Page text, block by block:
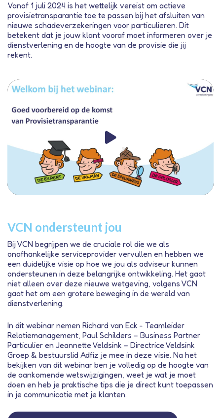
Vanaf 1 juli 2024 is het wettelijk vereist om actieve
provisietransparantie toe te passen bij het afsluiten van
nieuwe schadeverzekeringen voor particulieren. Dit
betekent dat je jouw klant vooraf moet informeren over je
dienstverlening en de hoogte van de provisie die jij
rekent.
VCN ondersteunt jou
Bij VCN begrijpen we de cruciale rol die we als
onafhankelijke serviceprovider vervullen en hebben we
een duidelijke visie op hoe we jou als adviseur kunnen
ondersteunen in deze belangrijke ontwikkeling. Het gaat
niet alleen over deze nieuwe wetgeving, volgens VCN
gaat het om een grotere beweging in de wereld van
dienstverlening.
In dit webinar nemen Richard van Eck - Teamleider
Relatiemanagement, Paul Schilders – Business Partner
Particulier en Jeannette Veldsink – Directrice Veldsink
Groep & bestuurslid Adfiz je mee in deze visie. Na het
bekijken van dit webinar ben je volledig op de hoogte van
de aankomende wetswijzigingen, weet je wat je moet
doen en heb je praktische tips die je direct kunt toepassen
in je communicatie met je klanten.